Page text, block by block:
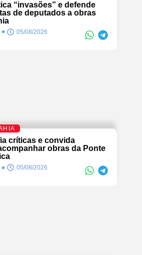
“invasões” e defende
de deputados a obras
05/08/2026
críticas e convida
obras da Ponte
05/08/2026